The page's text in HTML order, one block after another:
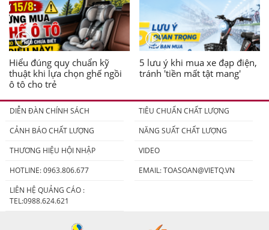
Hiểu đúng quy chuẩn kỹ
thuật khi lựa chọn ghế ngồi
ô tô cho trẻ
5 lưu ý khi mua xe đạp điện,
tránh 'tiền mất tật mang'
DIỄN ĐÀN CHÍNH SÁCH
TIÊU CHUẨN CHẤT LƯỢNG
CẢNH BÁO CHẤT LƯỢNG
NĂNG SUẤT CHẤT LƯỢNG
THƯƠNG HIỆU HỘI NHẬP
VIDEO
HOTLINE: 0963.806.677
EMAIL:TOASOAN@VIETQ.VN
LIÊN HỆ QUẢNG CÁO :
TEL:0988.624.621